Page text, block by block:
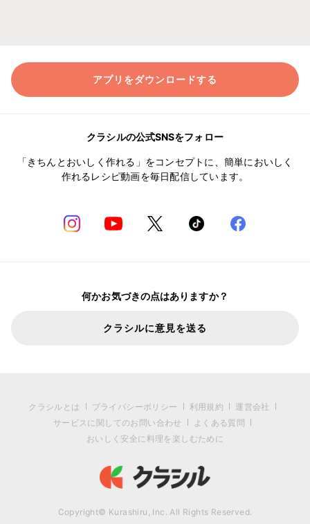
アプリをダウンロードする
クラシルの公式SNSをフォロー
「きちんとおいしく作れる」をコンセプトに、簡単においしく
作れるレシピ動画を毎日配信しています。
何かお気づきの点はありますか？
クラシルに意見を送る
クラシルとは プライバシーポリシー 利用規約
運営会社
サービスに関してのお問い合わせ
よくある質問
おいしく安全に料理を楽しむために
Copyright© Kurashiru, Inc. All Rights Reserved.